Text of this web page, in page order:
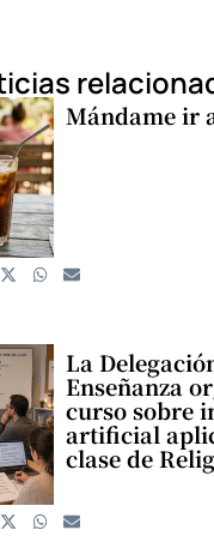
Mándame ir
La
Enseñanza
curso sobre
artificial
clase de